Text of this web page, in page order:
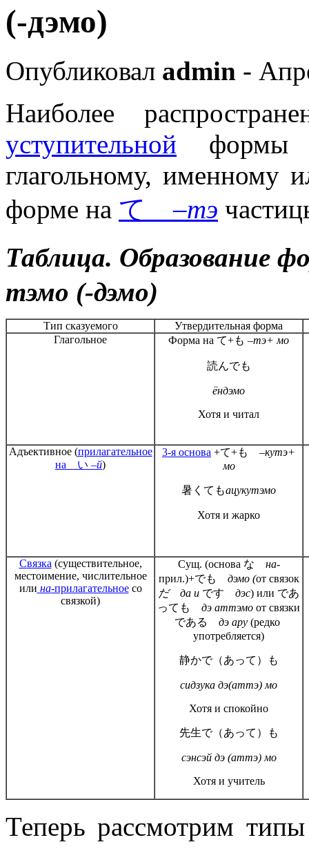
(-дэмо)
Опубликовал admin -
Наиболее
уступительной формы
глагольному, именному
форме на て–тэ
Таблица.
тэмо (-дэмо)
Тип сказуемого
Утвердительная форма
Глагольное
Форма на て+も –тэ+ мо
読んでも
ёндэмо
Хотя и читал
Адъективное (прилагательное
на い –й)
3-я основа +て+も –кутэ+
мо
暑くてもацукутэмо
Хотя и жарко
Связка (существительное,
местоимение, числительное
или на-прилагательноесо
связкой)
Сущ. (основа な на-
прил.)+でも дэмо (от связок
だ да и です дэс) или であ
っても дэ аттэмо от связки
である дэ ару (редко
употребляется)
静かで（あって）も
сидзука дэ(аттэ) мо
Хотя и спокойно
先生で（あって）も
сэнсэй дэ (аттэ) мо
Хотя и учитель
Теперь рассмотрим